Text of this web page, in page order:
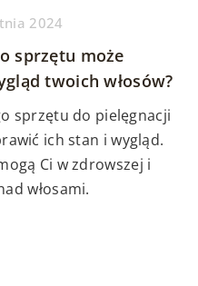
2024
sprzętu może
twoich włosów?
sprzętu do pielęgnacji
ich stan i wygląd.
Ci w zdrowszej i
włosami.